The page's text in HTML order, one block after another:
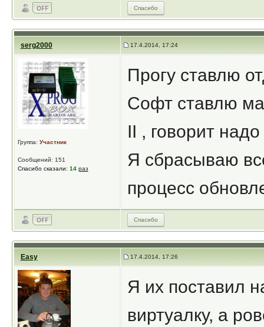
Спасибо
serg2000 17.4.2014, 17:24
Группа: Участник
Сообщений: 151
Спасибо сказали: 14 раз
Прогу ставлю
Софт ставлю
II , говорит
Я сбрасываю
процесс
Спасибо
Easy 17.4.2014, 17:26
Я их поставил
виртуалку, а